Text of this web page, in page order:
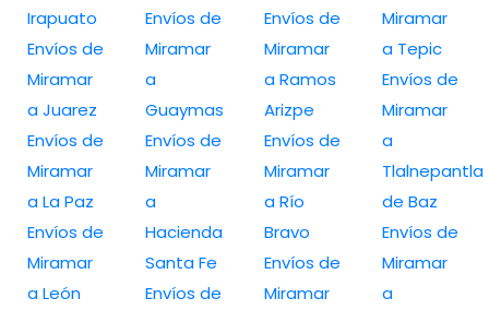
Irapuato
Envíos de
Miramar
a Juarez
Envíos de
Miramar
a La Paz
Envíos de
Miramar
a León
Envíos de
Miramar
a
Guaymas
Envíos de
Miramar
a
Hacienda
Santa Fe
Envíos de
Envíos de
Miramar
a Ramos
Arizpe
Envíos de
Miramar
a Río
Bravo
Envíos de
Miramar
Miramar
a Tepic
Envíos de
Miramar
a
Tlalnepantla
de Baz
Envíos de
Miramar
a